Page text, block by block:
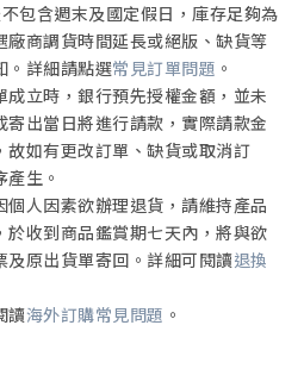
命力的證明
，就是那個人的使命
人生就結束了。
24小時看，人類的歷史還不到一分
覺心臟跳動
水
，這在科學上是正確的
的最後要說的是「人生走到最後時
包含週末及國定假日，庫存足夠為
廠商調貨時間延長或絕版、缺貨等
。詳細請點選常見訂單問題 。
成立時，銀行預先授權金額，並未
寄出當日將進行請款，實際請款金
故如有更改訂單、缺貨或取消訂
生。
個人因素欲辦理退貨，請維持產品
於收到商品鑑賞期七天內，將與欲
及原出貨單寄回。詳細可閱讀退換
讀海外訂購常見問題 。